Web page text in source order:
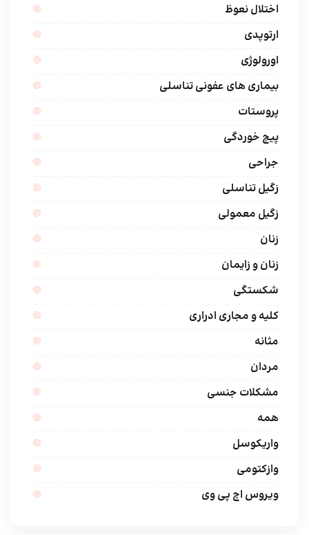
اختلال نعوظ
ارتوپدی
اورولوژی
بیماری های عفونی تناسلی
پروستات
پیچ خوردگی
جراحی
زگیل تناسلی
زگیل معمولی
زنان
زنان و زایمان
شکستگی
کلیه و مجاری ادراری
مثانه
مردان
مشکلات جنسی
همه
واریکوسل
وازکتومی
ویروس اچ پی وی